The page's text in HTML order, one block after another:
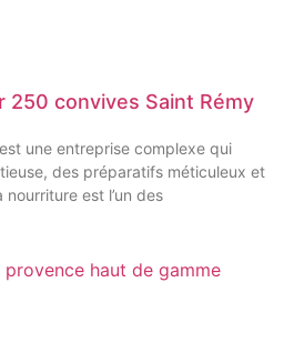
250 convives Saint Rémy
est une entreprise complexe qui
des préparatifs méticuleux et
est l’un des